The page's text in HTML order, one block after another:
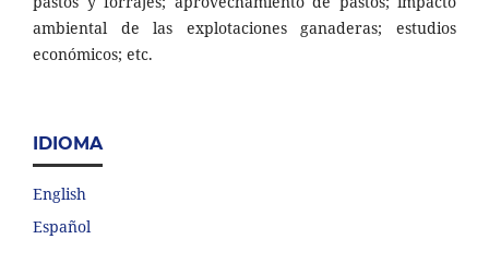
ambiental de las explotaciones ganaderas; estudios
económicos; etc.
IDIOMA
English
Español